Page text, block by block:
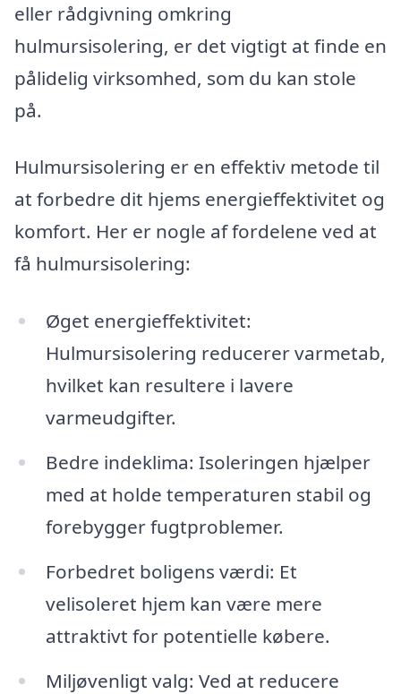
eller rådgivning omkring
hulmursisolering, er det vigtigt at finde en
pålidelig virksomhed, som du kan stole
på.
Hulmursisolering er en effektiv metode til
at forbedre dit hjems energieffektivitet og
komfort. Her er nogle af fordelene ved at
få hulmursisolering:
Øget energieffektivitet:
Hulmursisolering reducerer varmetab,
hvilket kan resultere i lavere
varmeudgifter.
Bedre indeklima: Isoleringen hjælper
med at holde temperaturen stabil og
forebygger fugtproblemer.
Forbedret boligens værdi: Et
velisoleret hjem kan være mere
attraktivt for potentielle købere.
Miljøvenligt valg: Ved at reducere